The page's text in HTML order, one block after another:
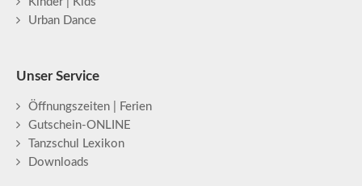
Urban Dance
Unser Service
Öffnungszeiten | Ferien
Gutschein-ONLINE
Tanzschul Lexikon
Downloads